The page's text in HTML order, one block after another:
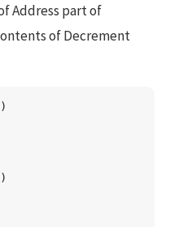
Address part of
of Decrement